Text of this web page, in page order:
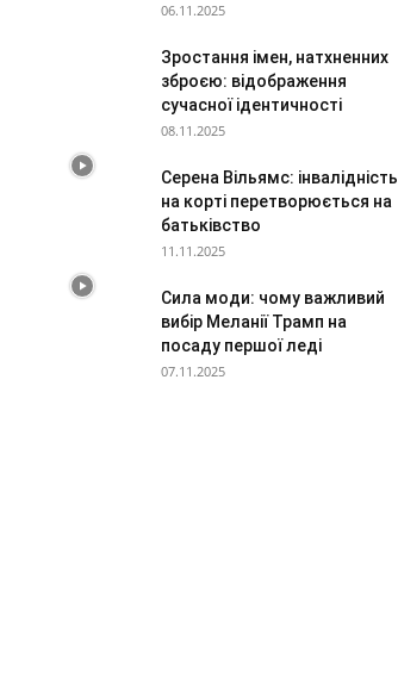
06.11.2025
Зростання імен, натхненних
зброєю: відображення
сучасної ідентичності
08.11.2025
Серена Вільямс: інвалідність
на корті перетворюється на
батьківство
11.11.2025
Сила моди: чому важливий
вибір Меланії Трамп на
посаду першої леді
07.11.2025